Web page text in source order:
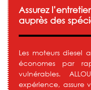
Assurez
auprès des
Les moteurs diesel
économes par
vulnérables.
expérience, assure